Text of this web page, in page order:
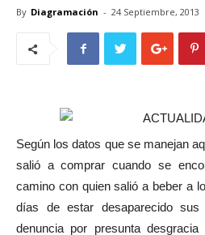
By Diagramación - 24 Septiembre, 2013
Según los datos que se manejan
salió a comprar cuando se
camino con quien salió a beber a
días de estar desaparecido sus
denuncia por presunta